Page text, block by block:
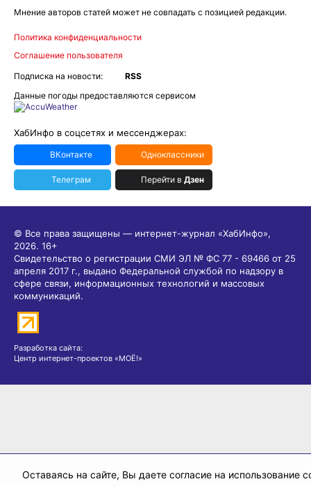
Мнение авторов статей может не совпадать с позицией редакции.
Политика конфиденциальности
Соглашение пользователя
Подписка на новости:
RSS
Данные погоды предоставляются сервисом
ХабИнфо в соцсетях и мессенджерах:
ВКонтакте Одноклассники
Телеграм Перейти в Дзен
© Все права защищены — интернет-журнал «ХабИнфо»,
2026. 16+
Свидетельство о регистрации СМИ ЭЛ № ФС 77 - 69466 от 25
апреля 2017 г., выдано Федеральной службой по надзору в
сфере связи, информационных технологий и массовых
коммуникаций.
Разработка сайта:
Центр интернет-проектов «МОЁ!»
Оставаясь на сайте, Вы даете согласие на использование